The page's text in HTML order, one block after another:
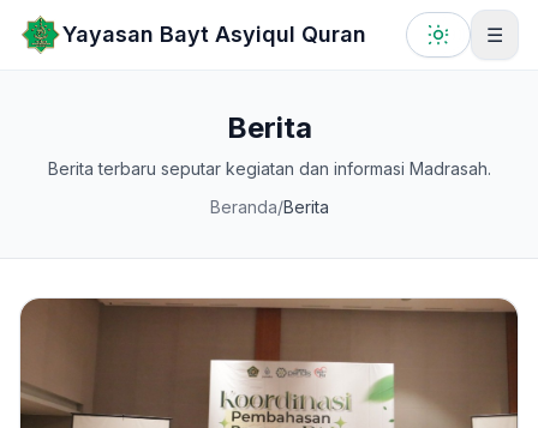
Lewati ke konten utama
Yayasan Bayt Asyiqul Quran ☰
Berita
Berita terbaru seputar kegiatan dan informasi Madrasah.
Beranda/Berita